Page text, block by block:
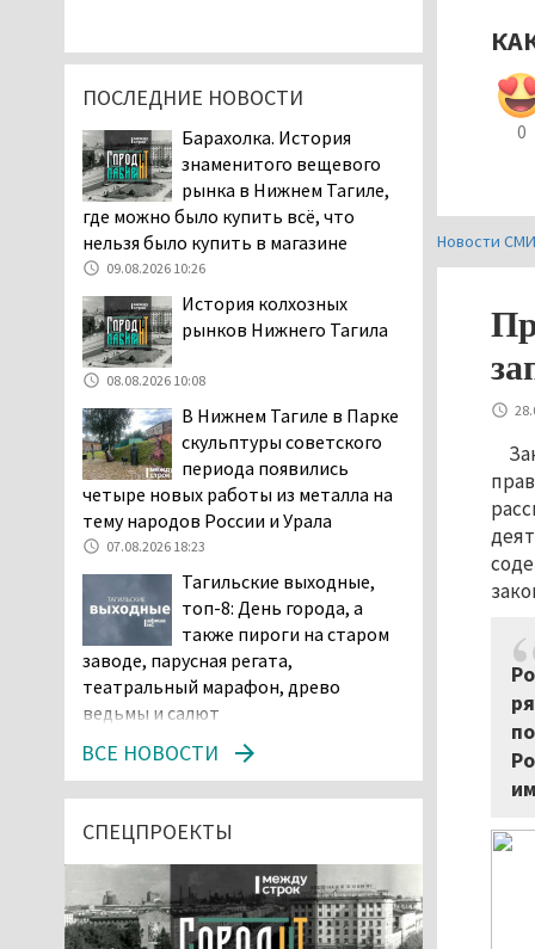
0
Новости
ПОСЛЕДНИЕ НОВОСТИ
Барахолка. История
знаменитого вещевого
рынка в Нижнем Тагиле,
где можно было купить всё, что
нельзя было купить в магазине
09.08.2026 10:26
История колхозных
рынков Нижнего Тагила
08.08.2026 10:08
В Нижнем Тагиле в Парке
скульптуры советского
периода появились
четыре новых работы из металла на
тему народов России и Урала
07.08.2026 18:23
Тагильские выходные,
топ-8: День города, а
также пироги на старом
заводе, парусная регата,
театральный марафон, древо
ведьмы и салют
оставил без изменений
наказание водителю,
наркотического опьянения
07.08.2026 15:35
Пять человек погибли в
ВСЕ НОВОСТИ
СПЕЦПРОЕКТЫ